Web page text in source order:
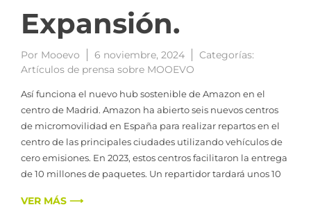
Expansión.
Por Mooevo 6 noviembre, 2024
Categorías:
Artículos de prensa sobre MOOEVO
Así funciona el nuevo hub sostenible de Amazon en el
centro de Madrid. Amazon ha abierto seis nuevos centros
de micromovilidad en España para realizar repartos en el
centro de las principales ciudades utilizando vehículos de
cero emisiones. En 2023, estos centros facilitaron la entrega
de 10 millones de paquetes. Un repartidor tardará unos 10
VER MÁS ⟶